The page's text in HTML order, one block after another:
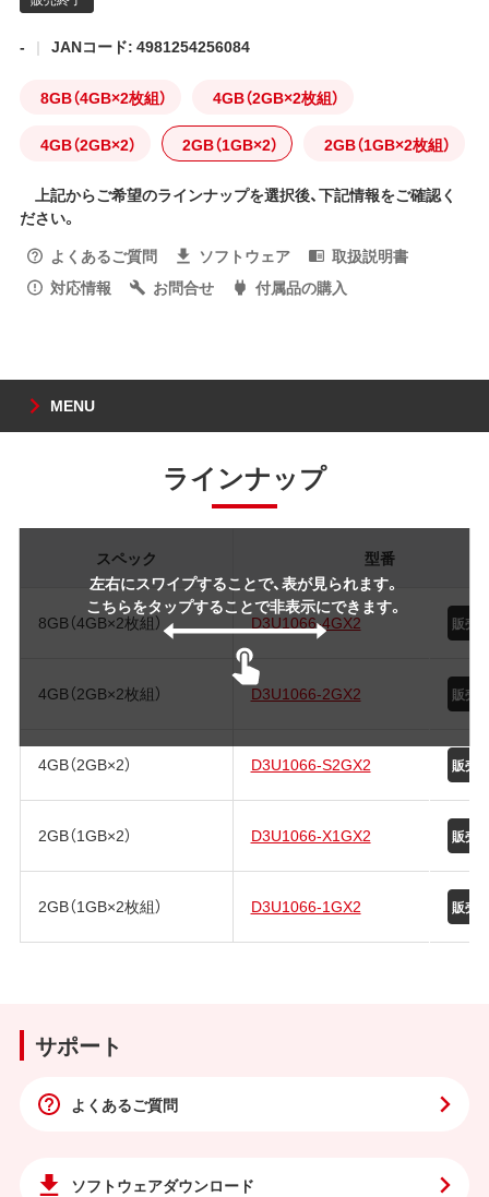
- JANコード: 4981254256084
8GB（4GB×2枚組） 4GB（2GB×2枚組）
4GB（2GB×2） 2GB（1GB×2） 2GB（1GB×2枚組）
上記からご希望のラインナップを選択後、下記情報をご確認く
ださい。
よくあるご質問
ソフトウェア
取扱説明書
対応情報
お問合せ 付属品の購入
MENU
ラインナップ
左右にスワイプすることで、表が見られます。
こちらをタップすることで非表示にできます。
スペック 型番
8GB（4GB×2枚組） D3U1066-4GX2
4GB（2GB×2枚組） D3U1066-2GX2
4GB（2GB×2） D3U1066-S2GX2
2GB（1GB×2） D3U1066-X1GX2
2GB（1GB×2枚組） D3U1066-1GX2
サポート
よくあるご質問
ソフトウェアダウンロード